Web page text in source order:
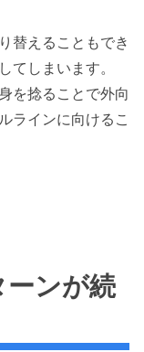
替えることもでき
てしまいます。
を捻ることで外向
ラインに向けるこ
ーンが続